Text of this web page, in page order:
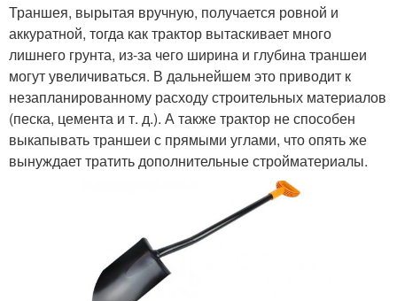
Траншея, вырытая вручную, получается ровной и
аккуратной, тогда как трактор вытаскивает много
лишнего грунта, из-за чего ширина и глубина траншеи
могут увеличиваться. В дальнейшем это приводит к
незапланированному расходу строительных материалов
(песка, цемента и т. д.). А также трактор не способен
выкапывать траншеи с прямыми углами, что опять же
вынуждает тратить дополнительные стройматериалы.